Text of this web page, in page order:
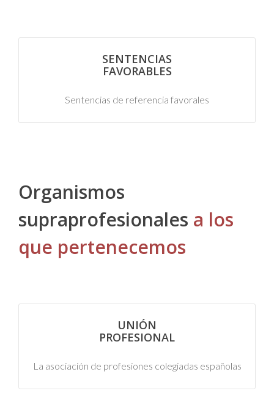
SENTENCIAS
FAVORABLES
Sentencias de referencia favorales
Organismos
supraprofesionales a los
que pertenecemos
UNIÓN
PROFESIONAL
La asociación de profesiones colegiadas españolas